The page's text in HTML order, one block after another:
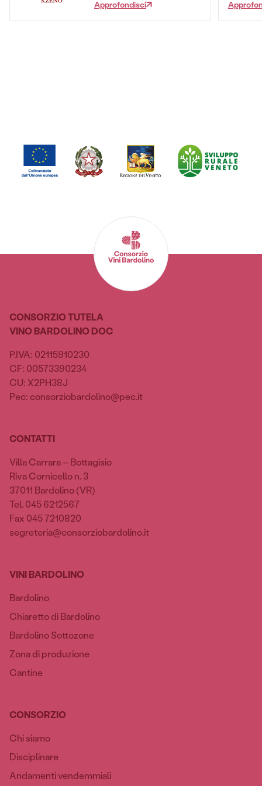
Approfondisci
CONSORZIO TUTELA
VINO BARDOLINO DOC
P.IVA: 02115910230
CF: 00573390234
CU: X2PH38J
Pec: consorziobardolino@pec.it
CONTATTI
Villa Carrara – Bottagisio
Riva Cornicello n. 3
37011 Bardolino (VR)
Tel. 045 6212567
Fax 045 7210820
segreteria@consorziobardolino.it
VINI BARDOLINO
Bardolino
Chiaretto di Bardolino
Bardolino Sottozone
Zona di produzione
Cantine
CONSORZIO
Chi siamo
Disciplinare
Andamenti vendemmiali